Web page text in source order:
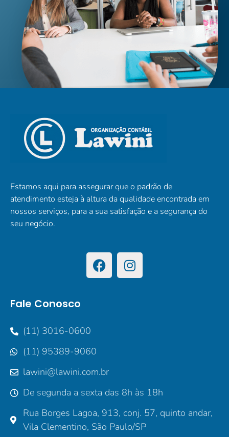
Estamos aqui para assegurar que o padrão de
atendimento esteja à altura da qualidade encontrada em
nossos serviços, para a sua satisfação e a segurança do
seu negócio.
Fale Conosco
(11) 3016-0600
(11) 95389-9060
lawini@lawini.com.br
De segunda a sexta das 8h às 18h
Rua Borges Lagoa, 913, conj. 57, quinto andar,
Vila Clementino, São Paulo/SP